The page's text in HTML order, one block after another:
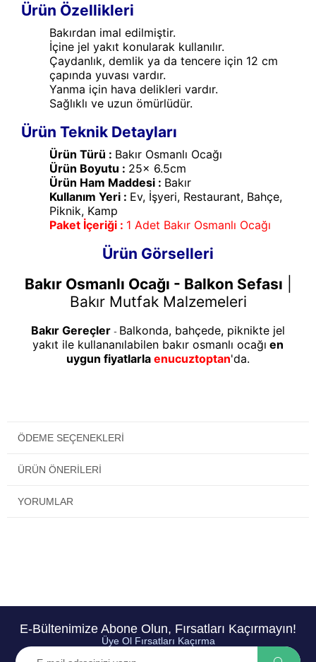
Ürün Özellikleri
Bakırdan imal edilmiştir.
İçine jel yakıt konularak kullanılır.
Çaydanlık, demlik ya da tencere için 12 cm
çapında yuvası vardır.
Yanma için hava delikleri vardır.
Sağlıklı ve uzun ömürlüdür.
Ürün Teknik Detayları
Ürün Türü : Bakır Osmanlı Ocağı
Ürün Boyutu : 25x 6.5cm
Ürün Ham Maddesi : Bakır
Kullanım Yeri : Ev, İşyeri, Restaurant, Bahçe,
Piknik, Kamp
Paket İçeriği : 1 Adet Bakır Osmanlı Ocağı
Ürün Görselleri
Bakır Osmanlı Ocağı - Balkon Sefası
Bakır Mutfak Malzemeleri
Bakır Gereçler - Balkonda, bahçede, piknikte jel
yakıt ile kullananılabilen bakır osmanlı ocağı en
uygun fiyatlarla enucuztoptan'da.
ÖDEME SEÇENEKLERI
ÜRÜN ÖNERILERI
YORUMLAR
E-Bültenimize Abone Olun, Fırsatları Kaçırmayın!
Üye Ol Fırsatları Kaçırma